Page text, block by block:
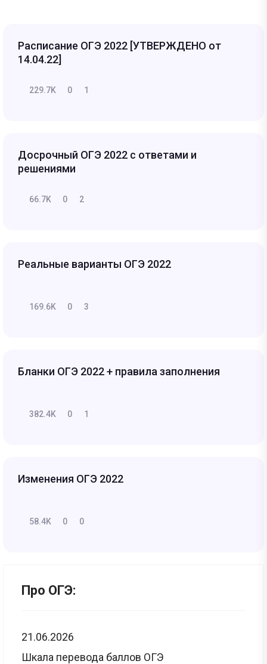
Расписание ОГЭ 2022 [УТВЕРЖДЕНО от
14.04.22]
229.7K 0 1
Досрочный ОГЭ 2022 с ответами и
решениями
66.7K 0 2
Реальные варианты ОГЭ 2022
169.6K 0 3
Бланки ОГЭ 2022 + правила заполнения
382.4K 0 1
Изменения ОГЭ 2022
58.4K 0 0
Про ОГЭ:
21.06.2026
Шкала перевода баллов ОГЭ